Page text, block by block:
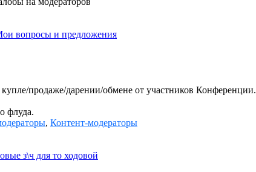
вопросы и предложения
продаже/дарении/обмене от участников Конференции.
флуда.
, Контент-модераторы
з\ч для то ходовой